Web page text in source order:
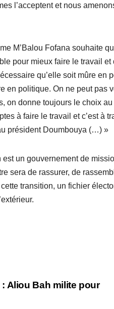
l’acceptent et nous
M’Balou Fofana souhaite
pour mieux faire le travail
qu’elle soit mûre
en politique. On ne peut pas
on donne toujours le choix
à faire le travail et c’est à
président Doumbouya (…) »
un gouvernement de
sera de rassurer, de
transition, un fichier
Aliou Bah milite pour